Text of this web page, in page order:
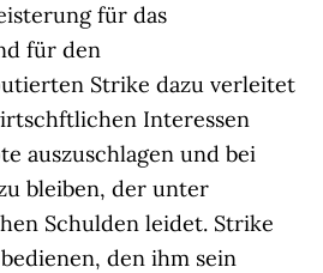
für das
für den
Strike dazu verleitet
Interessen
auszuschlagen und bei
bleiben, der unter
Schulden leidet. Strike
den ihm sein